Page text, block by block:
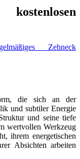
Zehneck
die sich an der
und subtiler Energie
und seine tiefe
wertvollen Werkzeug
ihrem energetischen
Absichten arbeiten